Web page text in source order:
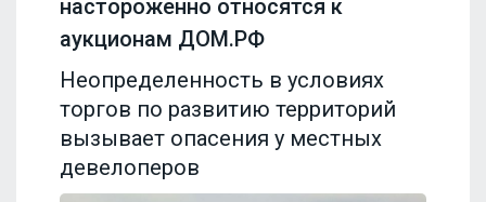
настороженно относятся к
аукционам ДОМ.РФ
Неопределенность в условиях
торгов по развитию территорий
вызывает опасения у местных
девелоперов